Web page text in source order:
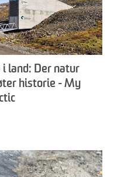
i land: Der natur
historie - My